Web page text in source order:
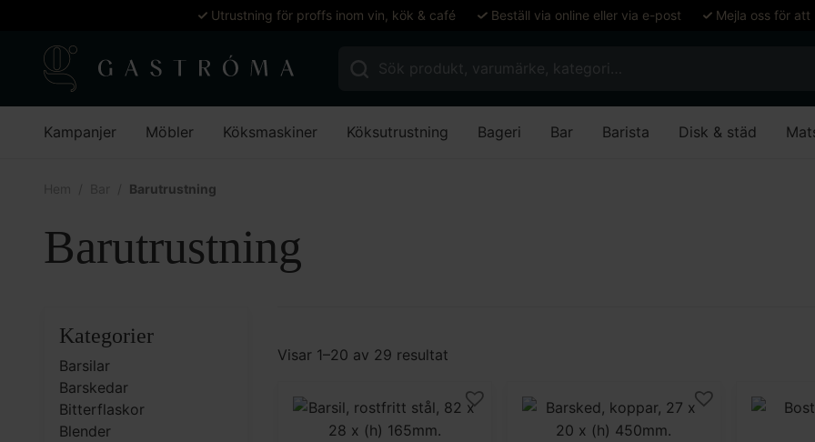
Utrustning för proffs inom vin, kök & café Beställ via online eller via e-post Mejla oss för
Sök efter:
Kampanjer Möbler Köksmaskiner Köksutrustning Bageri Bar Barista Disk & städ
Barutrustning
Barutrustning
Kategorier
Barsilar
Barskedar
Bitterflaskor
Blender
Visar 1–20 av 29 resultat